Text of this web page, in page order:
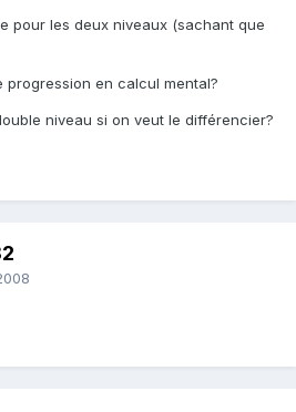
pour les deux niveaux (sachant que
en calcul mental?
niveau si on veut le différencier?